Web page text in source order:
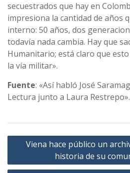
secuestrados que hay en
impresiona la cantidad de años
interno: 50 años, dos
todaví­a nada cambia. Hay que
Humanitario; está claro que
la ví­a militar».
Fuente: «Así­ habló José
Lectura junto a Laura
Navegación
entradas
Viena hace público un
historia de su